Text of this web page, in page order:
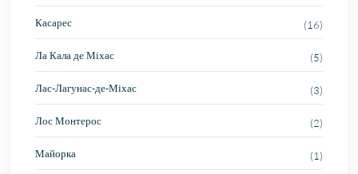
Касарес (16)
Ла Кала де Міхас (5)
Лас-Лагунас-де-Міхас (3)
Лос Монтерос (2)
Майорка (1)